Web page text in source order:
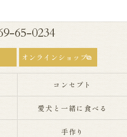
65-0234
オンラインショップ
コンセプト
愛犬と一緒に食べる
手作り